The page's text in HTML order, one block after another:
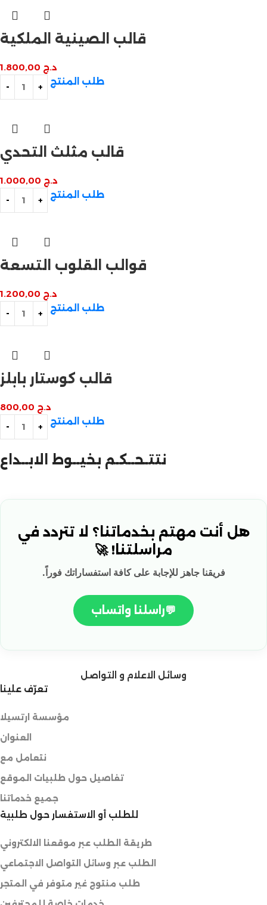
قالب الصينية الملكية
د.ج
طلب المنتج
قالب مثلث التحدي
د.ج
طلب المنتج
قوالب القلوب التسعة
د.ج
طلب المنتج
قالب كوستار بابلز
د.ج
طلب المنتج
نتتـحــكـم بخيــوط الابــداع
هل أنت مهتم بخدماتنا؟ لا تتردد في
مراسلتنا! 🚀
فريقنا جاهز للإجابة على كافة استفساراتك فوراً.
💬راسلنا واتساب
وسائل الاعلام و التواصل
تعرّف علينا
مؤسسة ارتسيلا
العنوان
نتعامل مع
تفاصيل حول طلبيات الموقع
جميع خدماتنا
للطلب أو الاستفسار حول طلبية
طريقة الطلب عبر موقعنا الالكتروني
الطلب عبر وسائل التواصل الاجتماعي
طلب منتوج غير متوفر في المتجر